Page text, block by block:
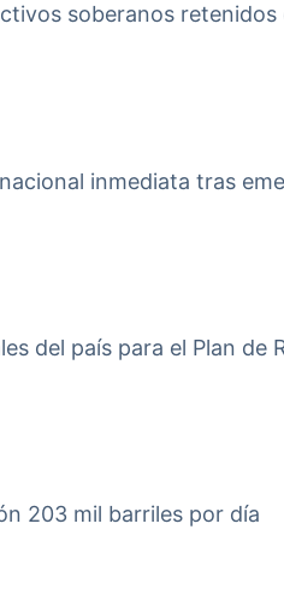
soberanos retenidos
inmediata tras
del país para el Plan de
203 mil barriles por día